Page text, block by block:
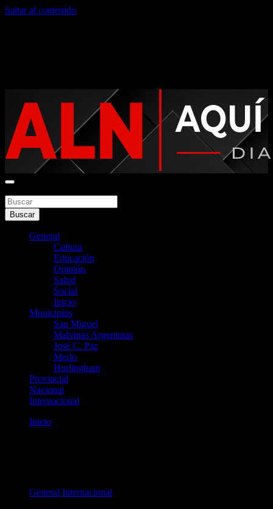
Saltar al contenido
Aquí La Noticia
Buscar
General
Cultura
Educación
Opinión
Salud
Social
Inicio
Municipios
San Miguel
Malvinas Argentinas
José C. Paz
Merlo
Hurlingham
Provincial
Nacional
Internacional
Inicio
General Internacional